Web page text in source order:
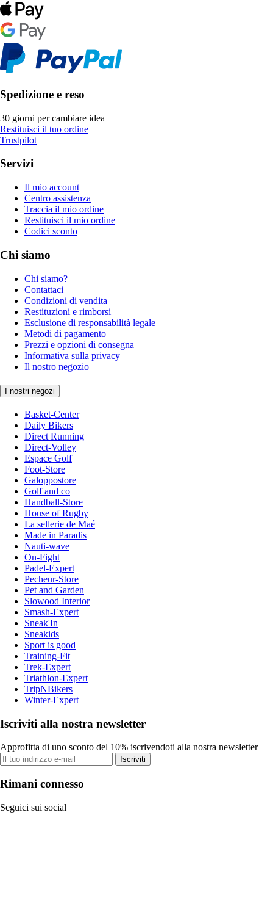
Spedizione e reso
30 giorni per cambiare idea
Restituisci il tuo ordine
Trustpilot
Servizi
Il mio account
Centro assistenza
Traccia il mio ordine
Restituisci il mio ordine
Codici sconto
Chi siamo
Chi siamo?
Contattaci
Condizioni di vendita
Restituzioni e rimborsi
Esclusione di responsabilità legale
Metodi di pagamento
Prezzi e opzioni di consegna
Informativa sulla privacy
Il nostro negozio
I nostri negozi
Basket-Center
Daily Bikers
Direct Running
Direct-Volley
Espace Golf
Foot-Store
Galoppostore
Golf and co
Handball-Store
House of Rugby
La sellerie de Maé
Made in Paradis
Nauti-wave
On-Fight
Padel-Expert
Pecheur-Store
Pet and Garden
Slowood Interior
Smash-Expert
Sneak'In
Sneakids
Sport is good
Training-Fit
Trek-Expert
Triathlon-Expert
TripNBikers
Winter-Expert
Iscriviti alla nostra newsletter
Approfitta di uno sconto del 10% iscrivendoti alla nostra newsletter
Iscriviti
Rimani connesso
Seguici sui social